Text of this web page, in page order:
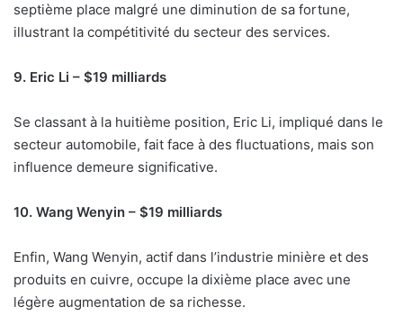
septième place malgré une diminution de sa fortune,
illustrant la compétitivité du secteur des services.
9. Eric Li – $19 milliards
Se classant à la huitième position, Eric Li, impliqué dans le
secteur automobile, fait face à des fluctuations, mais son
influence demeure significative.
10. Wang Wenyin – $19 milliards
Enfin, Wang Wenyin, actif dans l’industrie minière et des
produits en cuivre, occupe la dixième place avec une
légère augmentation de sa richesse.